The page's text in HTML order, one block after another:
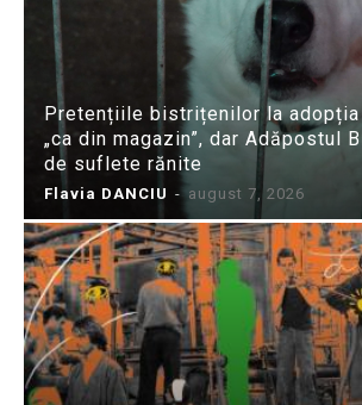
Pretențiile bistrițenilor la adopția
„ca din magazin”, dar Adăpostul
de suflete rănite
Flavia DANCIU - august 7, 2026